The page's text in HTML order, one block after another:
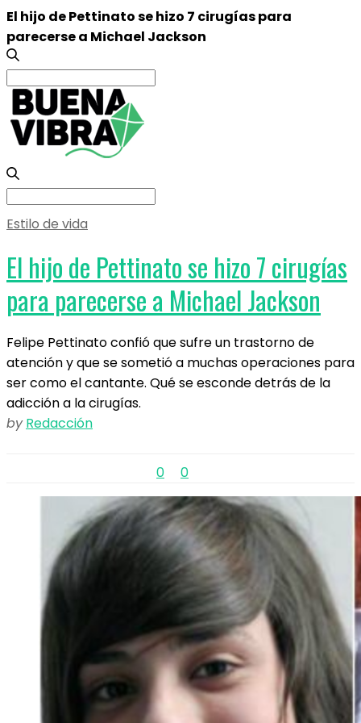
El hijo de Pettinato se hizo 7 cirugías para
parecerse a Michael Jackson
Search
for:
Search
Estilo de vida
El hijo de Pettinato se hizo 7 cirugías
para parecerse a Michael Jackson
Felipe Pettinato confió que sufre un trastorno de
atención y que se sometió a muchas operaciones para
ser como el cantante. Qué se esconde detrás de la
adicción a la cirugías.
by Redacción
0 0